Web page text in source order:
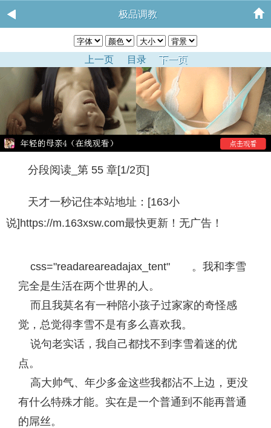
极品调教
上一页 目录 下一页
分段阅读_第 55 章[1/2页]
天才一秒记住本站地址：[163小
说]https://m.163xsw.com最快更新！无广告！
css="readareareadajax_tent" 。我和李雪
完全是生活在两个世界的人。
而且我莫名有一种陪小孩子过家家的奇怪感
觉，总觉得李雪不是有多么喜欢我。
说句老实话，我自己都找不到李雪着迷的优
点。
高大帅气、年少多金这些我都沾不上边，更没
有什么特殊才能。实在是一个普通到不能再普通
的屌丝。